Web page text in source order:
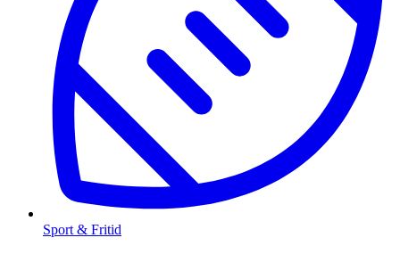
Sport & Fritid